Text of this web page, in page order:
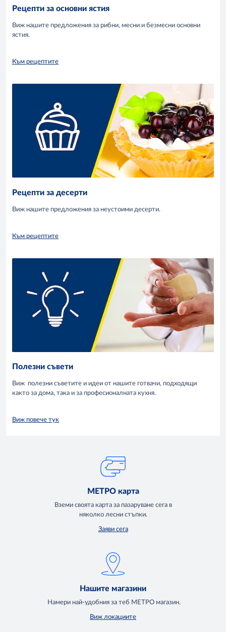
Рецепти за основни ястия
Виж нашите предложения за рибни, месни и безмесни основни
ястия.
Към рецептите
Рецепти за десерти
Виж нашите предложения за неустоими десерти.
Към рецептите
Полезни съвети
Виж полезни съветите и идеи от нашите готвачи, подходящи
както за дома, така и за професионалната кухня.
Виж повече тук
МЕТРО карта
Вземи своята карта за пазаруване сега в
няколко лесни стъпки.
Заяви сега
Нашите магазини
Намери най-удобния за теб МЕТРО магазин.
Виж локациите